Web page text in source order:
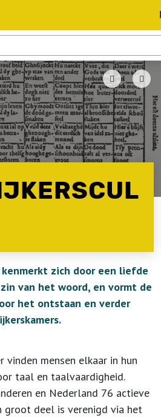
zich door een liefde
van het woord, en vormt de
het ontstaan en verder
vinden mensen elkaar in hun
taal en taalvaardigheid.
en Nederland 76 actieve
groot deel is verenigd via het